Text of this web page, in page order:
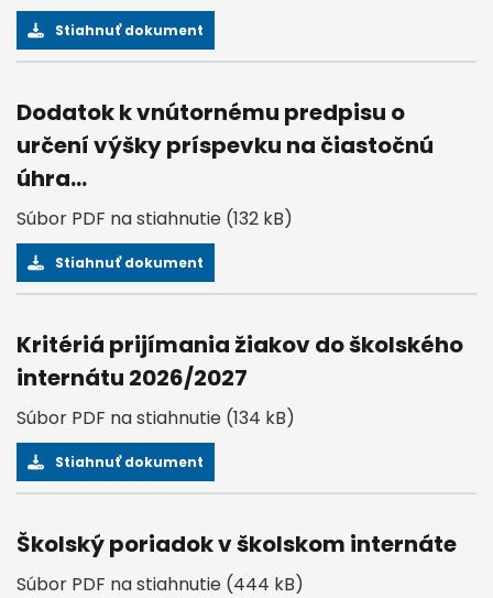
Stiahnuť dokument
Dodatok k vnútornému predpisu o
určení výšky príspevku na čiastočnú
úhra...
Súbor PDF na stiahnutie (132 kB)
Stiahnuť dokument
Kritériá prijímania žiakov do školského
internátu 2026/2027
Súbor PDF na stiahnutie (134 kB)
Stiahnuť dokument
Školský poriadok v školskom internáte
Súbor PDF na stiahnutie (444 kB)